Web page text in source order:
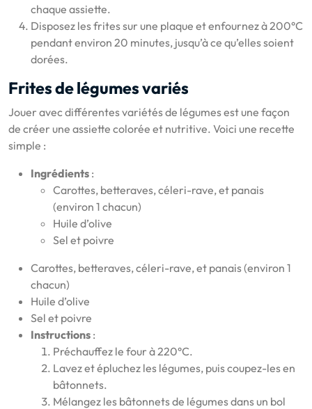
chaque assiette.
Disposez les frites sur une plaque et enfournez à 200°C
pendant environ 20 minutes, jusqu’à ce qu’elles soient
dorées.
Frites de légumes variés
Jouer avec différentes variétés de légumes est une façon
de créer une assiette colorée et nutritive. Voici une recette
simple :
Ingrédients :
Carottes, betteraves, céleri-rave, et panais
(environ 1 chacun)
Huile d’olive
Sel et poivre
Carottes, betteraves, céleri-rave, et panais (environ 1
chacun)
Huile d’olive
Sel et poivre
Instructions :
Préchauffez le four à 220°C.
Lavez et épluchez les légumes, puis coupez-les en
bâtonnets.
Mélangez les bâtonnets de légumes dans un bol